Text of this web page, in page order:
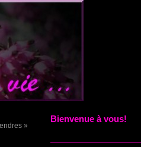
Bienvenue à vous!
»